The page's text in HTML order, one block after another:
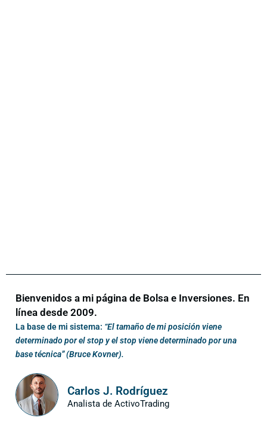
Bienvenidos a mi página de Bolsa e Inversiones. En
línea desde 2009.
La base de mi sistema: “El tamaño de mi posición viene
determinado por el stop y el stop viene determinado por una
base técnica” (Bruce Kovner).
Carlos J. Rodríguez
Analista de ActivoTrading